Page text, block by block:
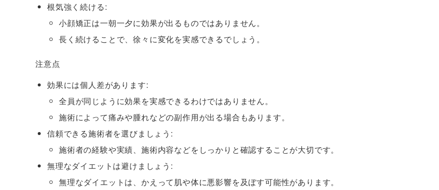
根気強く続ける:
小顔矯正は一朝一夕に効果が出るものではありません。
長く続けることで、徐々に変化を実感できるでしょう。
注意点
効果には個人差があります:
全員が同じように効果を実感できるわけではありません。
施術によって痛みや腫れなどの副作用が出る場合もあります。
信頼できる施術者を選びましょう:
施術者の経験や実績、施術内容などをしっかりと確認することが大切です。
無理なダイエットは避けましょう:
無理なダイエットは、かえって肌や体に悪影響を及ぼす可能性があります。